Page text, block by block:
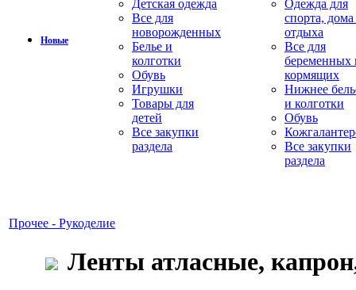
Новые
Детская одежда
Все для
новорожденных
Белье и
колготки
Обувь
Игрушки
Товары для
детей
Все закупки
раздела
Одежда для
спорта,
отдыха
Все для
беременных
кормящих
Нижнее
и колготки
Обувь
Все закупки
раздела
Прочее - Рукоделие
Ленты атласные,